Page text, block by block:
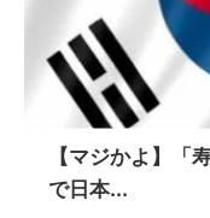
【マジかよ】「
で日本...